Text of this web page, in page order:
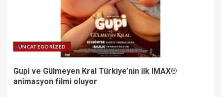
UNCATEGORIZED
Gupi ve Gülmeyen Kral Türkiye’nin ilk IMAX®
animasyon filmi oluyor